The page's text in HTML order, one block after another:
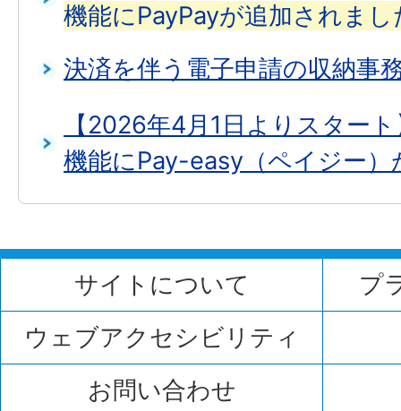
機能にPayPayが追加されまし
決済を伴う電子申請の収納事
【2026年4月1日よりスター
機能にPay-easy（ペイジー）
サイトについて
プ
ウェブアクセシビリティ
お問い合わせ